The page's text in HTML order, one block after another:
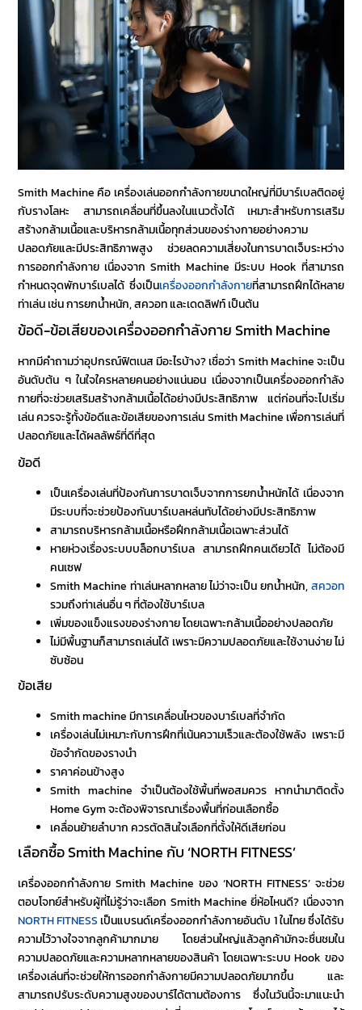
Smith Machineคือ เครื่องเล่นออกกำลังกายขนาดใหญ่ที่มีบาร์เบลติดอยู่
กับรางโลหะ สามารถเคลื่อนที่ขึ้นลงในแนวตั้งได้ เหมาะสำหรับการเสริม
สร้างกล้ามเนื้อและบริหารกล้ามเนื้อทุกส่วนของร่างกายอย่างความ
ปลอดภัยและมีประสิทธิภาพสูง ช่วยลดความเสี่ยงในการบาดเจ็บระหว่าง
การออกกำลังกาย เนื่องจากSmith Machine มีระบบ Hook ที่สามารถ
กำหนดจุดพักบาร์เบลได้ ซึ่งเป็นเครื่องออกกำลังกายที่สามารถฝึกได้หลาย
ท่าเล่น เช่น การยกน้ำหนัก, สควอท และเดดลิฟท์ เป็นต้น
ข้อดี-ข้อเสียของเครื่องออกกำลังกายSmith Machine
หากมีคำถามว่าอุปกรณ์ฟิตเนส มีอะไรบ้าง? เชื่อว่าSmith Machineจะเป็น
อันดับต้น ๆ ในใจใครหลายคนอย่างแน่นอน เนื่องจากเป็นเครื่องออกกำลัง
กายที่จะช่วยเสริมสร้างกล้ามเนื้อได้อย่างมีประสิทธิภาพ แต่ก่อนที่จะไปเริ่ม
เล่น ควรจะรู้ทั้งข้อดีและข้อเสียของการเล่นSmith Machineเพื่อการเล่นที่
ปลอดภัยและได้ผลลัพธ์ที่ดีที่สุด
ข้อดี
เป็นเครื่องเล่นที่ป้องกันการบาดเจ็บจากการยกน้ำหนักได้ เนื่องจาก
มีระบบที่จะช่วยป้องกันบาร์เบลหล่นทับได้อย่างมีประสิทธิภาพ
สามารถบริหารกล้ามเนื้อหรือฝึกกล้ามเนื้อเฉพาะส่วนได้
หายห่วงเรื่องระบบบล็อกบาร์เบล สามารถฝึกคนเดียวได้ ไม่ต้องมี
คนเซฟ
Smith Machine ท่าเล่นหลากหลาย ไม่ว่าจะเป็น ยกน้ำหนัก,สควอท
รวมถึงท่าเล่นอื่น ๆ ที่ต้องใช้บาร์เบล
เพิ่มของแข็งแรงของร่างกาย โดยเฉพาะกล้ามเนื้ออย่างปลอดภัย
ไม่มีพื้นฐานก็สามารถเล่นได้ เพราะมีความปลอดภัยและใช้งานง่าย ไม่
ซับซ้อน
ข้อเสีย
Smith machineมีการเคลื่อนไหวของบาร์เบลที่จำกัด
เครื่องเล่นไม่เหมาะกับการฝึกที่เน้นความเร็วและต้องใช้พลัง เพราะมี
ข้อจำกัดของรางนำ
ราคาค่อนข้างสูง
Smith machine จำเป็นต้องใช้พื้นที่พอสมควร หากนำมาติดตั้ง
Home Gym จะต้องพิจารณาเรื่องพื้นที่ก่อนเลือกซื้อ
เคลื่อนย้ายลำบาก ควรตัดสินใจเลือกที่ตั้งให้ดีเสียก่อน
เลือกซื้อSmith Machineกับ ‘NORTH FITNESS’
เครื่องออกกำลังกายSmith Machine ของ ‘NORTH FITNESS’จะช่วย
ตอบโจทย์สำหรับผู้ที่ไม่รู้ว่าจะเลือก Smith Machine ยี่ห้อไหนดี? เนื่องจาก
NORTH FITNESSเป็นแบรนด์เครื่องออกกำลังกายอันดับ 1 ในไทย ซึ่งได้รับ
ความไว้วางใจจากลูกค้ามากมาย โดยส่วนใหญ่แล้วลูกค้ามักจะชื่นชมใน
ความปลอดภัยและความหลากหลายของสินค้า โดยเฉพาะระบบ Hook ของ
เครื่องเล่นที่จะช่วยให้การออกกำลังกายมีความปลอดภัยมากขึ้น และ
สามารถปรับระดับความสูงของบาร์ได้ตามต้องการ ซึ่งในวันนี้จะมาแนะนำ